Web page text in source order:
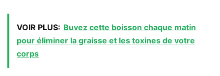
VOIR PLUS: Buvez cette boisson chaque matin
pour éliminer la graisse et les toxines de votre
corps